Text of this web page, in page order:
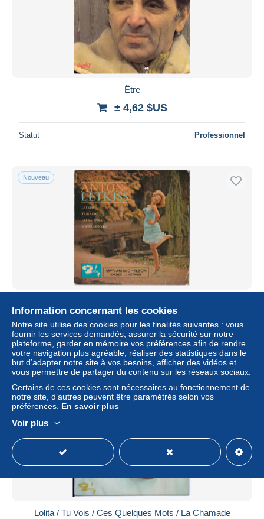
Être
± 4,62 $US
Statut Professionnel
Nouveau
± 4,62 $US
Statut Professionnel
Nouveau
Lolita / Tu Vois / Ces Quelques Mots / La Chamade
Information concernant les cookies
Notre site utilise des cookies pour les finalités suivantes : vous
fournir les services demandés, assurer la sécurité sur notre
plateforme, garder en mémoire vos préférences afin de rendre
votre navigation plus agréable, réaliser des statistiques dans le
but d’adapter notre site à vos besoins, afficher des vidéos et
vous permettre de partager du contenu sur les réseaux sociaux.
Certains de ces cookies sont nécessaires au fonctionnement de
notre site, d’autres peuvent être paramétrés selon vos
préférences. En savoir plus
Voir plus